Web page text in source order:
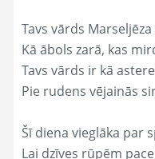
Tavs vārds
Kā ābols zarā, kas
Tavs vārds ir kā
Pie rudens vējainās
Šī diena vieglāka par
Lai dzīves rūpēm